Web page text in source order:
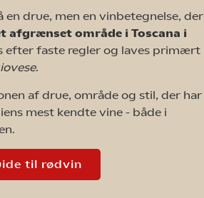
en drue, men en vinbetegnelse, der
afgrænset område i Toscana i
efter faste regler og laves primært
.
af drue, område og stil, der har
mest kendte vine - både i
til rødvin